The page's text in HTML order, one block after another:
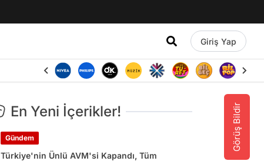
Giriş Yap
Görüş Bildir
En Yeni İçerikler!
Gündem
Türkiye'nin Ünlü AVM'si Kapandı, Tüm